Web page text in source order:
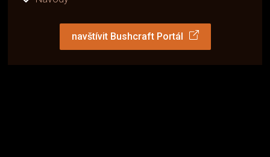
navštívit Bushcraft Portál